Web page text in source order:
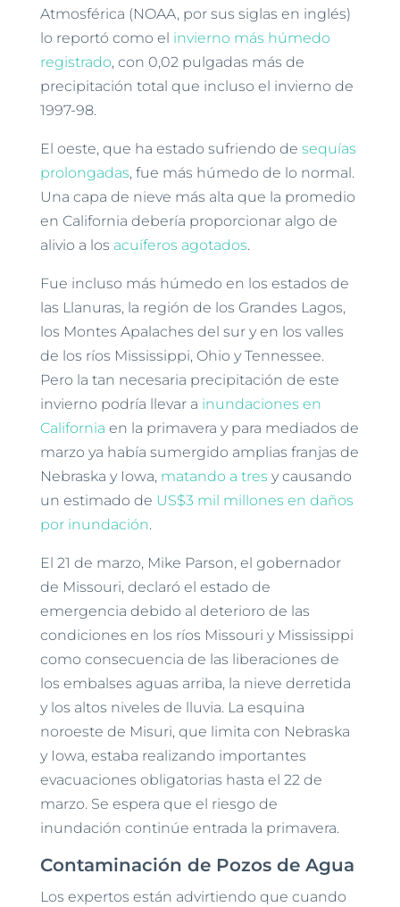
Atmosférica (NOAA, por sus siglas en inglés)
lo reportó como el invierno más húmedo
registrado, con 0,02 pulgadas más de
precipitación total que incluso el invierno de
1997-98.
El oeste, que ha estado sufriendo de sequías
prolongadas, fue más húmedo de lo normal.
Una capa de nieve más alta que la promedio
en California debería proporcionar algo de
alivio a los acuíferos agotados.
Fue incluso más húmedo en los estados de
las Llanuras, la región de los Grandes Lagos,
los Montes Apalaches del sur y en los valles
de los ríos Mississippi, Ohio y Tennessee.
Pero la tan necesaria precipitación de este
invierno podría llevar a inundaciones en
California en la primavera y para mediados de
marzo ya había sumergido amplias franjas de
Nebraska y Iowa, matando a tres y causando
un estimado de US$3 mil millones en daños
por inundación.
El 21 de marzo, Mike Parson, el gobernador
de Missouri, declaró el estado de
emergencia debido al deterioro de las
condiciones en los ríos Missouri y Mississippi
como consecuencia de las liberaciones de
los embalses aguas arriba, la nieve derretida
y los altos niveles de lluvia. La esquina
noroeste de Misuri, que limita con Nebraska
y Iowa, estaba realizando importantes
evacuaciones obligatorias hasta el 22 de
marzo. Se espera que el riesgo de
inundación continúe entrada la primavera.
Contaminación de Pozos de Agua
Los expertos están advirtiendo que cuando